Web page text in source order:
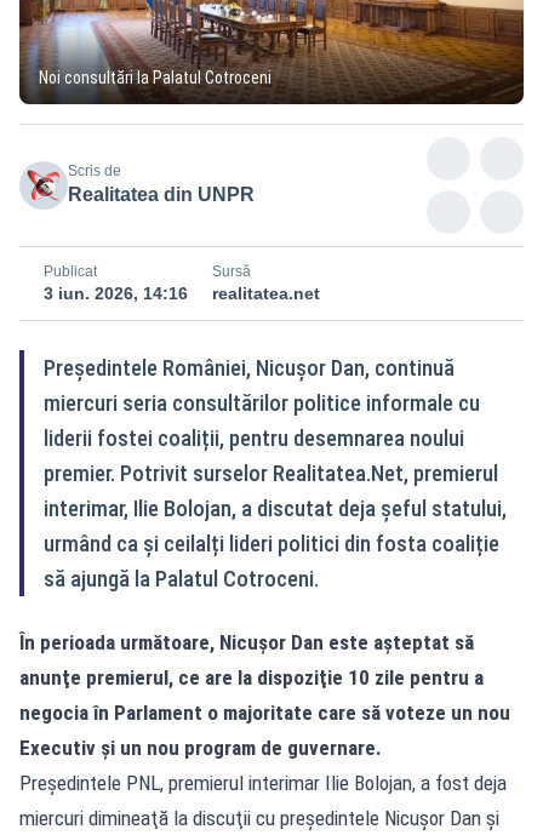
Noi consultări la Palatul Cotroceni
Scris de
Realitatea din UNPR
Publicat
3 iun. 2026, 14:16
Sursă
realitatea.net
Președintele României, Nicușor Dan, continuă
miercuri seria consultărilor politice informale cu
liderii fostei coaliții, pentru desemnarea noului
premier. Potrivit surselor Realitatea.Net, premierul
interimar, Ilie Bolojan, a discutat deja șeful statului,
urmând ca și ceilalți lideri politici din fosta coaliție
să ajungă la Palatul Cotroceni.
În perioada următoare, Nicușor Dan este aşteptat să
anunţe premierul, ce are la dispoziţie 10 zile pentru a
negocia în Parlament o majoritate care să voteze un nou
Executiv şi un nou program de guvernare.
Preşedintele PNL, premierul interimar Ilie Bolojan, a fost deja
miercuri dimineaţă la discuţii cu preşedintele Nicuşor Dan şi